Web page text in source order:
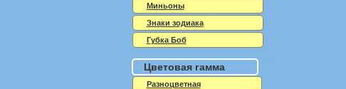
Миньоны
Знаки зодиака
Губка Боб
Цветовая гамма
Разноцветная